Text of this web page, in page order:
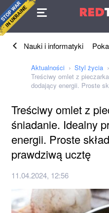
RED
Umowa
Nauki i informatyki
Aktualności
Styl życia
Treściwy omlet z
dodający energii. Proste
Treściwy omlet z
śniadanie. Idealny
energii. Proste
prawdziwą ucztę
11.04.2024, 12:56